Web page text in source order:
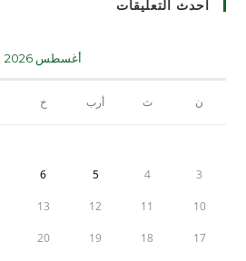
أحدث التعليقات
أغسطس 2026
ن ث أرب خ
3
4
5
6
10
11
12
13
17
18
19
20